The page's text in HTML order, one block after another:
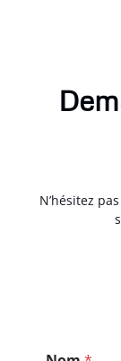
N’hésitez